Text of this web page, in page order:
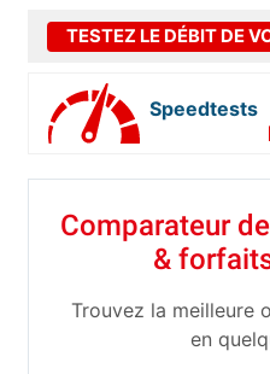
TESTEZ LE DÉBIT DE
Speedtests
Comparateur
&
Trouvez la meilleure
en